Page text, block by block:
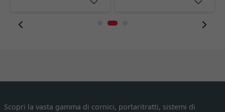
Scopri la vasta gamma di cornici, portaritratti, sistemi di